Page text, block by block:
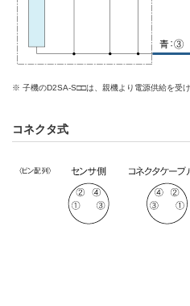
※ 子機のD2SA-S□□は、親機より電源供給を受
コネクタ式